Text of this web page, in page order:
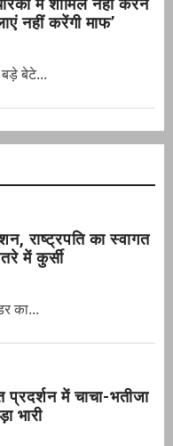
में शामिल नहीं करने
नहीं करेंगी माफ’
बड़े बेटे...
राष्ट्रपति का स्वागत
में कुर्सी
का...
में चाचा-भतीजा
भारी